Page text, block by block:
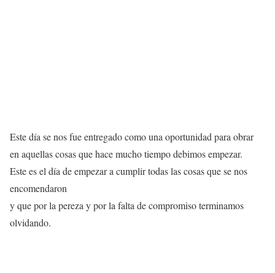
Este día se nos fue entregado como una oportunidad para obrar
en aquellas cosas que hace mucho tiempo debimos empezar.
Este es el día de empezar a cumplir todas las cosas que se nos
encomendaron
y que por la pereza y por la falta de compromiso terminamos
olvidando.